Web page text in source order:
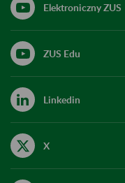
Elektroniczny ZUS
ZUS Edu
Linkedin
X